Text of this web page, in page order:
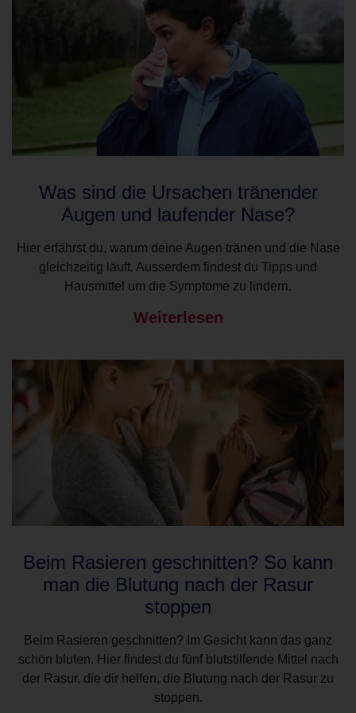
Was sind die Ursachen tränender
Augen und laufender Nase?
Hier erfährst du, warum deine Augen tränen und die Nase
gleichzeitig läuft. Ausserdem findest du Tipps und
Hausmittel um die Symptome zu lindern.
Weiterlesen
Beim Rasieren geschnitten? So kann
man die Blutung nach der Rasur
stoppen
Beim Rasieren geschnitten? Im Gesicht kann das ganz
schön bluten. Hier findest du fünf blutstillende Mittel nach
der Rasur, die dir helfen, die Blutung nach der Rasur zu
stoppen.